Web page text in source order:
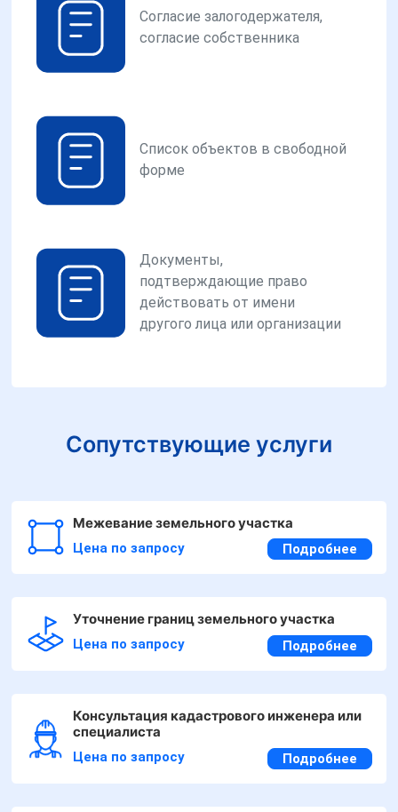
Согласие залогодержателя,
согласие собственника
Список объектов в свободной
форме
Документы,
подтверждающие право
действовать от имени
другого лица или организации
Сопутствующие услуги
Межевание земельного участка
Цена по запросу Подробнее
Уточнение границ земельного участка
Цена по запросу Подробнее
Консультация кадастрового инженера или
специалиста
Цена по запросу Подробнее